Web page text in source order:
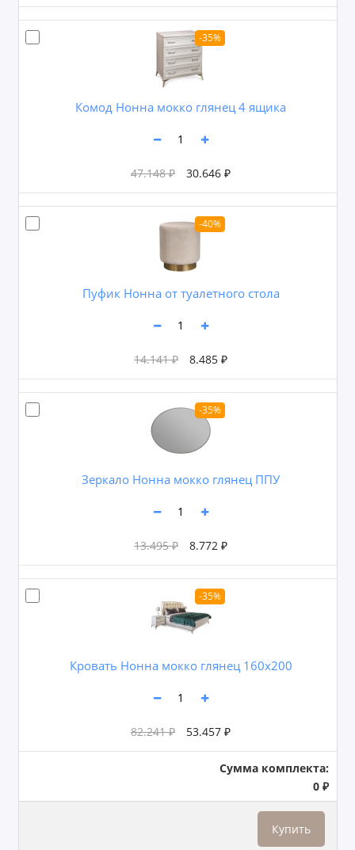
-35%
Комод Нонна мокко глянец 4 ящика
47.148 ₽ 30.646 ₽
-40%
Пуфик Нонна от туалетного стола
14.141 ₽ 8.485 ₽
-35%
Зеркало Нонна мокко глянец ППУ
13.495 ₽ 8.772 ₽
-35%
Кровать Нонна мокко глянец 160х200
82.241 ₽ 53.457 ₽
Сумма комплекта:
0 ₽
Купить